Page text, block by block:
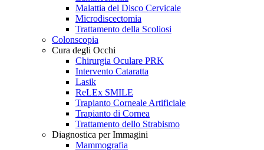
Malattia del Disco Cervicale
Microdiscectomia
Trattamento della Scoliosi
Colonscopia
Cura degli Occhi
Chirurgia Oculare PRK
Intervento Cataratta
Lasik
ReLEx SMILE
Trapianto Corneale Artificiale
Trapianto di Cornea
Trattamento dello Strabismo
Diagnostica per Immagini
Mammografia